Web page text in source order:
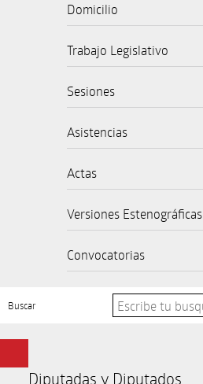
Domicilio
Trabajo Legislativo
Sesiones
Asistencias
Actas
Versiones Estenográficas
Convocatorias
Buscar
Diputadas y Diputados